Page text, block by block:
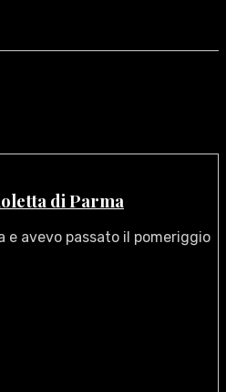
di Parma
e avevo passato il pomeriggio